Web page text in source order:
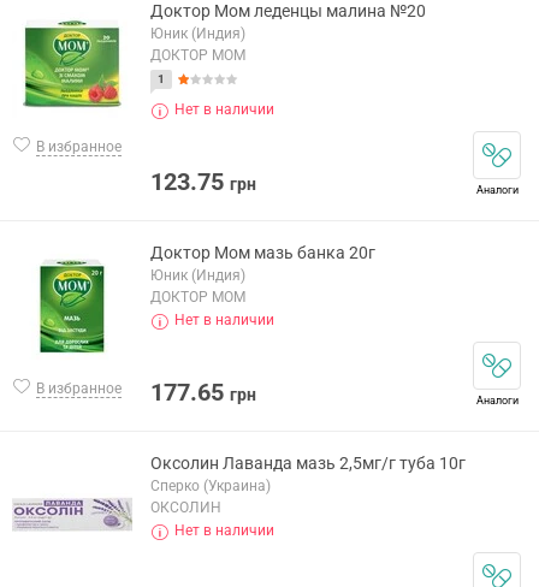
В избранное
Доктор Мом леденцы малина №20
Юник (Индия)
ДОКТОР МОМ
1
Нет в наличии
123.75 грн Аналоги
В избранное
Доктор Мом мазь банка 20г
Юник (Индия)
ДОКТОР МОМ
Нет в наличии
177.65 грн Аналоги
Оксолин Лаванда мазь 2,5мг/г туба 10г
Сперко (Украина)
ОКСОЛИН
Нет в наличии